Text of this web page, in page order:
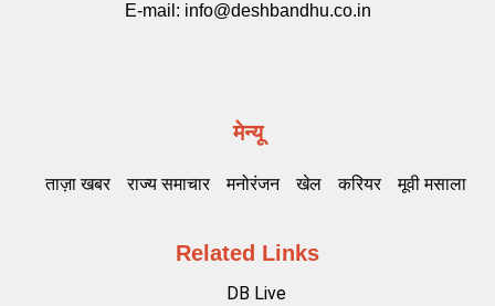
E-mail: info@deshbandhu.co.in
मेन्यू
ताज़ा खबर राज्य समाचार मनोरंजन खेल करियर मूवी मसाला
Related Links
DB Live